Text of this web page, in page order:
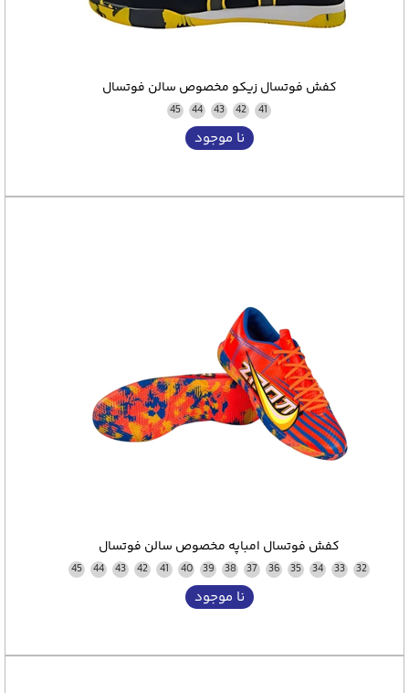
کفش فوتسال زیکو مخصوص سالن فوتسال
41
42
43
44
45
نا موجود
کفش فوتسال امباپه مخصوص سالن فوتسال
32
33
34
35
36
37
38
39
40
41
42
43
44
45
نا موجود